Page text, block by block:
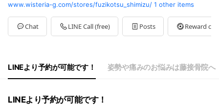
SunClosed
Mon09:00 - 13:00,16:00 - 20:00
Tue09:00 - 13:00,16:00 - 20:00
Wed09:00 - 13:00,16:00 - 20:00
09:00 - 13:00
休診：土曜午後、日曜、祝日
www.wisteria-g.com/stores/fuzikotsu_shimizu/ 1 other items
Chat LINE Call (free) Posts Reward
LINEより予約が可能です！ 姿勢や痛みのお悩みは藤接骨院へ
LINEより予約が可能です！